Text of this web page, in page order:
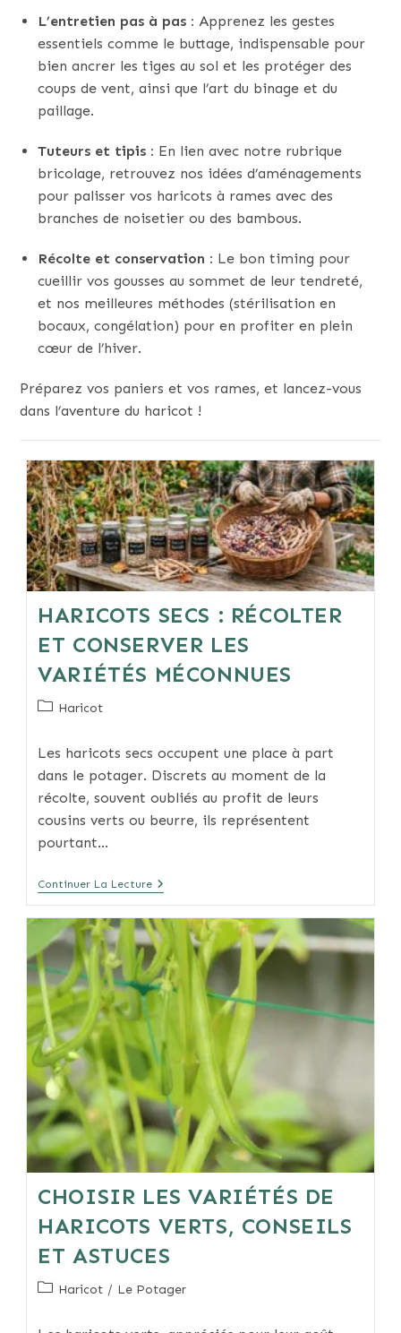
L’entretien pas à pas : Apprenez les gestes
essentiels comme le buttage, indispensable pour
bien ancrer les tiges au sol et les protéger des
coups de vent, ainsi que l’art du binage et du
paillage.
Tuteurs et tipis : En lien avec notre rubrique
bricolage, retrouvez nos idées d’aménagements
pour palisser vos haricots à rames avec des
branches de noisetier ou des bambous.
Récolte et conservation : Le bon timing pour
cueillir vos gousses au sommet de leur tendreté,
et nos meilleures méthodes (stérilisation en
bocaux, congélation) pour en profiter en plein
cœur de l’hiver.
Préparez vos paniers et vos rames, et lancez-vous
dans l’aventure du haricot !
HARICOTS SECS : RÉCOLTER
ET CONSERVER LES
VARIÉTÉS MÉCONNUES
PostHaricot
Les haricots secs occupent une place à part
dans le potager. Discrets au moment de la
récolte, souvent oubliés au profit de leurs
cousins verts ou beurre, ils représentent
pourtant…
Continuer La LectureHaricots
Secs
Récolter
Et
Conserver
Les
Variétés
Méconnues
CHOISIR LES VARIÉTÉS DE
HARICOTS VERTS, CONSEILS
ET ASTUCES
PostHaricot / Le Potager